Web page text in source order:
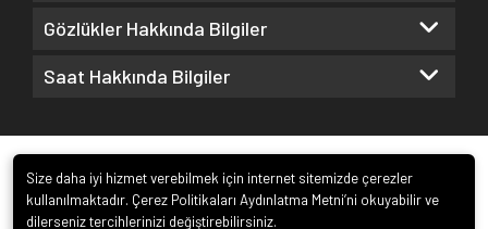
Gözlükler Hakkında Bilgiler
Saat Hakkında Bilgiler
Size daha iyi hizmet verebilmek için internet sitemizde çerezler
kullanılmaktadır. Çerez Politikaları Aydınlatma Metni’ni okuyabilir ve
dilerseniz tercihlerinizi değiştirebilirsiniz.